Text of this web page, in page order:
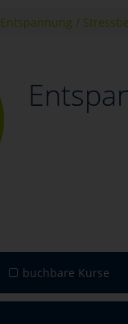
Entspannung /
buchbare Kurse